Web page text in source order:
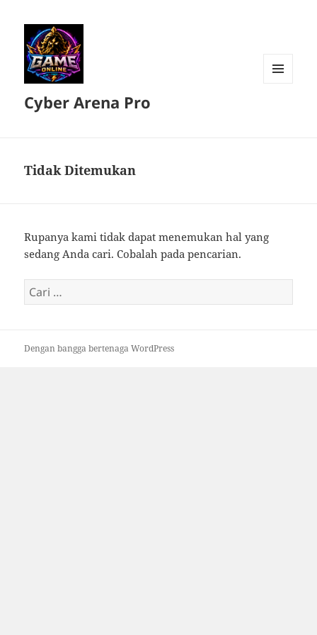
Cyber Arena Pro
Tidak Ditemukan
Rupanya kami tidak dapat menemukan hal yang
sedang Anda cari. Cobalah pada pencarian.
Cari
untuk:
Dengan bangga bertenaga WordPress